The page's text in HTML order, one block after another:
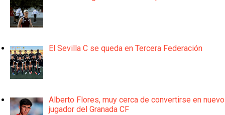
El Sevilla C se queda en Tercera Federación
Alberto Flores, muy cerca de convertirse en nuevo
jugador del Granada CF